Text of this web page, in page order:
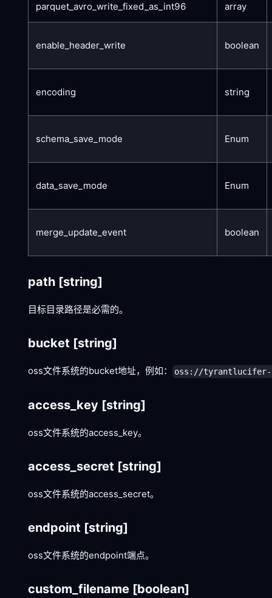
parquet_avro_write_fixed_as_int96 array
enable_header_write boolean
encoding string
schema_save_mode Enum
data_save_mode Enum
merge_update_event boolean
path [string]
目标目录路径是必需的。
bucket [string]
oss文件系统的bucket地址，例如： oss://tyrantlucifer-
access_key [string]
oss文件系统的access_key。
access_secret [string]
oss文件系统的access_secret。
endpoint [string]
oss文件系统的endpoint端点。
custom_filename [boolean]